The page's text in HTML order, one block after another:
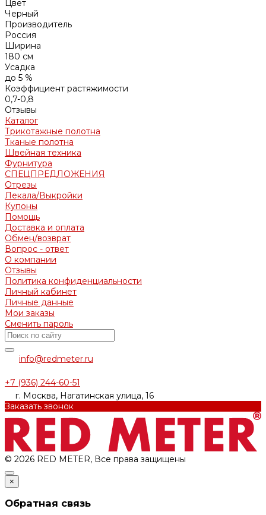
Цвет
Черный
Производитель
Россия
Ширина
180 см
Усадка
до 5 %
Коэффициент растяжимости
0,7-0,8
Отзывы
Каталог
Трикотажные полотна
Тканые полотна
Швейная техника
Фурнитура
СПЕЦПРЕДЛОЖЕНИЯ
Отрезы
Лекала/Выкройки
Купоны
Помощь
Доставка и оплата
Обмен/возврат
Вопрос - ответ
О компании
Отзывы
Политика конфиденциальности
Личный кабинет
Личные данные
Мои заказы
Сменить пароль
info@redmeter.ru
+7 (936) 244-60-51
г. Москва, Нагатинская улица, 16
Заказать звонок
© 2026 RED METER, Все права защищены
×
Обратная связь